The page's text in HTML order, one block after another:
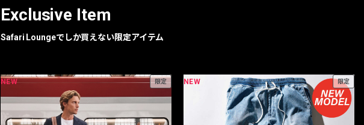
Exclusive Item
Safari Loungeでしか買えない限定アイテム
NEW 限定 NEW 限定